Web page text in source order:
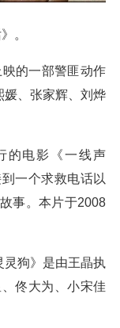
。
映的一部警匪动作
媛、张家辉、刘烨
的电影《一线声
一个求救电话以
事。本片于2008
狗》是由王晶执
佟大为、小宋佳